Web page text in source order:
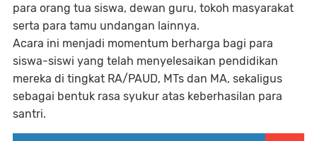
para orang tua siswa, dewan guru, tokoh masyarakat
serta para tamu undangan lainnya.
Acara ini menjadi momentum berharga bagi para
siswa-siswi yang telah menyelesaikan pendidikan
mereka di tingkat RA/PAUD, MTs dan MA, sekaligus
sebagai bentuk rasa syukur atas keberhasilan para
santri.